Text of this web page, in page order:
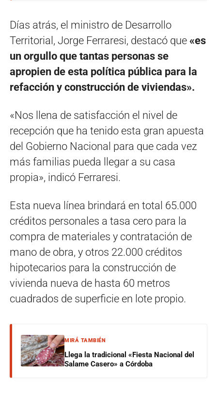
Días atrás, el ministro de Desarrollo
Territorial, Jorge Ferraresi, destacó que «es
un orgullo que tantas personas se
apropien de esta política pública para la
refacción y construcción de viviendas».
«Nos llena de satisfacción el nivel de
recepción que ha tenido esta gran apuesta
del Gobierno Nacional para que cada vez
más familias pueda llegar a su casa
propia», indicó Ferraresi.
Esta nueva línea brindará en total 65.000
créditos personales a tasa cero para la
compra de materiales y contratación de
mano de obra, y otros 22.000 créditos
hipotecarios para la construcción de
vivienda nueva de hasta 60 metros
cuadrados de superficie en lote propio.
MIRÁ TAMBIÉN
Llega la tradicional «Fiesta Nacional del
Salame Casero» a Córdoba